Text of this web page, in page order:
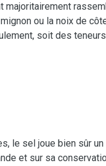
majoritairement
ou la noix de
soit des teneurs
le sel joue bien sûr un
et sur sa